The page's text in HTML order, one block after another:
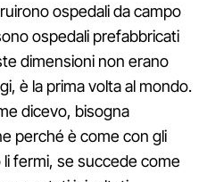
ospedali da campo
ospedali prefabbricati
dimensioni non erano
è la prima volta al mondo.
dicevo, bisogna
perché è come con gli
fermi, se succede come